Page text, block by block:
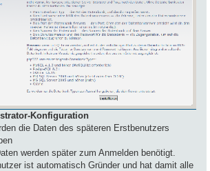
Konfiguration
die Daten des späteren Erstbenutzers
werden später zum Anmelden benötigt.
ist automatisch Gründer und hat damit alle